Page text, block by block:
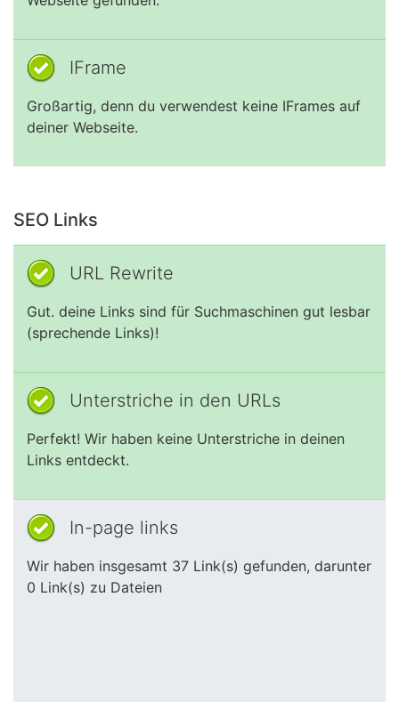
IFrame
Großartig, denn du verwendest keine IFrames auf
deiner Webseite.
SEO Links
URL Rewrite
Gut. deine Links sind für Suchmaschinen gut lesbar
(sprechende Links)!
Unterstriche in den URLs
Perfekt! Wir haben keine Unterstriche in deinen
Links entdeckt.
In-page links
Wir haben insgesamt 37 Link(s) gefunden, darunter
0 Link(s) zu Dateien